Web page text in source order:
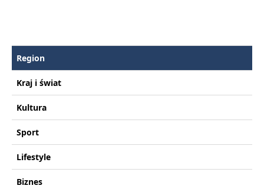
Region
Kraj i świat
Kultura
Sport
Lifestyle
Biznes